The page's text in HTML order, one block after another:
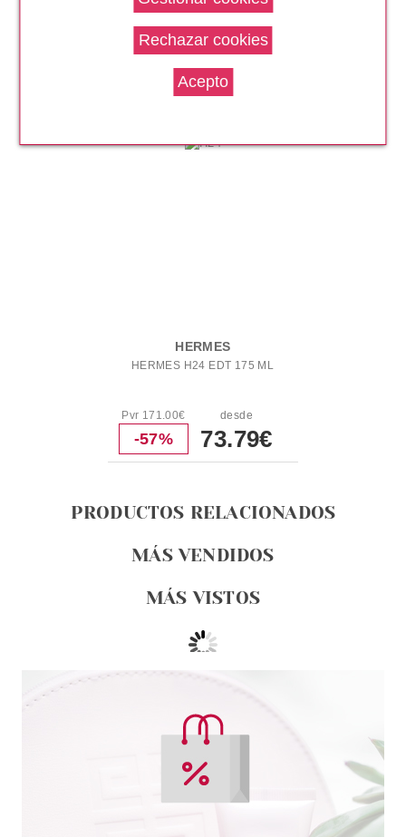
HERMES H24 EDT 100 ML +
MINI 12.5 ML SET REGALO
79.95€
HERMES
HERMES H24 EDT 175 ML
Pvr 171.00€
-57%
desde
73.79€
PRODUCTOS RELACIONADOS
MÁS VENDIDOS
MÁS VISTOS